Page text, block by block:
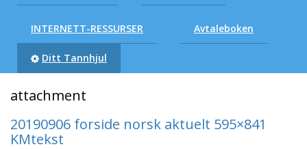
INTERNETT-RESSURSER Avtaleboken
Ditt Tannhjul
attachment
20190906 forside norsk aktuelt 595×841
KMtekst